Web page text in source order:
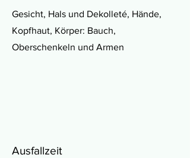
Gesicht, Hals und Dekolleté, Hände,
Kopfhaut, Körper: Bauch,
Oberschenkeln und Armen
Ausfallzeit